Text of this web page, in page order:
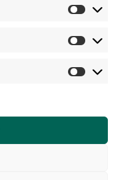
de cookies